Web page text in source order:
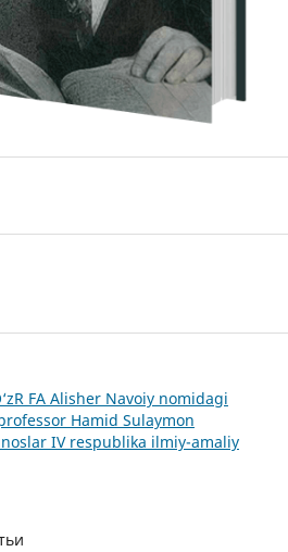
FA Alisher Navoiy nomidagi
Hamid Sulaymon
IV respublika ilmiy-amaliy